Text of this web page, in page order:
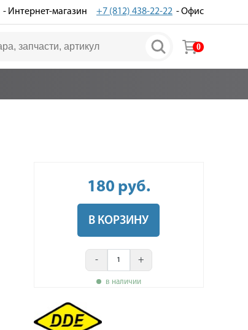
- Интернет-магазин +7 (812) 438-22-22 - Офис
0
180 руб.
В КОРЗИНУ
- +
в наличии